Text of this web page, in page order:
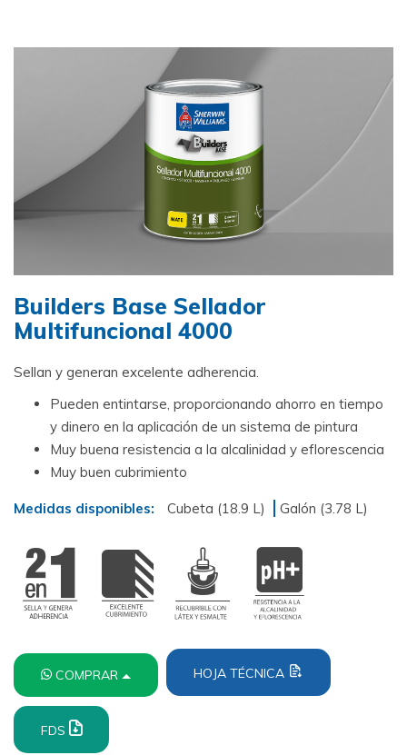
Builders Base Sellador
Multifuncional 4000
Sellan y generan excelente adherencia.
Pueden entintarse, proporcionando ahorro en tiempo
y dinero en la aplicación de un sistema de pintura
Muy buena resistencia a la alcalinidad y eflorescencia
Muy buen cubrimiento
Medidas disponibles: Cubeta (18.9 L) Galón (3.78 L)
COMPRAR HOJA TÉCNICA
FDS